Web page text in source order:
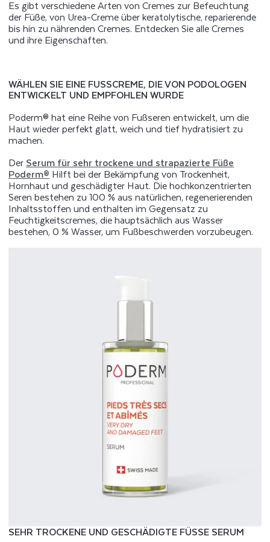
Es gibt verschiedene Arten von Cremes zur Befeuchtung
der Füße, von Urea-Creme über keratolytische, reparierende
bis hin zu nährenden Cremes. Entdecken Sie alle Cremes
und ihre Eigenschaften.
WÄHLEN SIE EINE FUSSCREME, DIE VON PODOLOGEN E
NTWICKELT UND EMPFOHLEN WURDE
Poderm® hat eine Reihe von Fußseren entwickelt, um die
Haut wieder perfekt glatt, weich und tief hydratisiert zu
machen.
Der Serum für sehr trockene und strapazierte Füße
Poderm® Hilft bei der Bekämpfung von Trockenheit,
Hornhaut und geschädigter Haut. Die hochkonzentrierten
Seren bestehen zu 100 % aus natürlichen, regenerierenden
Inhaltsstoffen und enthalten im Gegensatz zu
Feuchtigkeitscremes, die hauptsächlich aus Wasser
bestehen, 0 % Wasser, um Fußbeschwerden vorzubeugen.
SEHR TROCKENE UND GESCHÄDIGTE FÜSSE SERUM